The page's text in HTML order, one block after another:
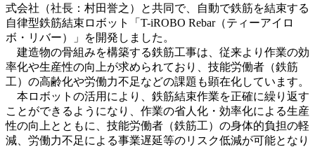
式会社（社長：村田誉之）と共同で、自動で鉄筋を結束する
自律型鉄筋結束ロボット「T-iROBO Rebar（ティーアイロ
ボ・リバー）」を開発しました。
建造物の骨組みを構築する鉄筋工事は、従来より作業の効
率化や生産性の向上が求められており、技能労働者（鉄筋
工）の高齢化や労働力不足などの課題も顕在化しています。
本ロボットの活用により、鉄筋結束作業を正確に繰り返す
ことができるようになり、作業の省人化・効率化による生産
性の向上とともに、技能労働者（鉄筋工）の身体的負担の軽
減、労働力不足による事業遅延等のリスク低減が可能となり